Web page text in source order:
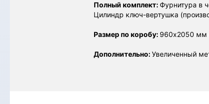
Полный комплект: Фурнитура в
Цилиндр ключ-вертушка
Размер по коробу: 960х2050 мм
Дополнительно:Увеличенный